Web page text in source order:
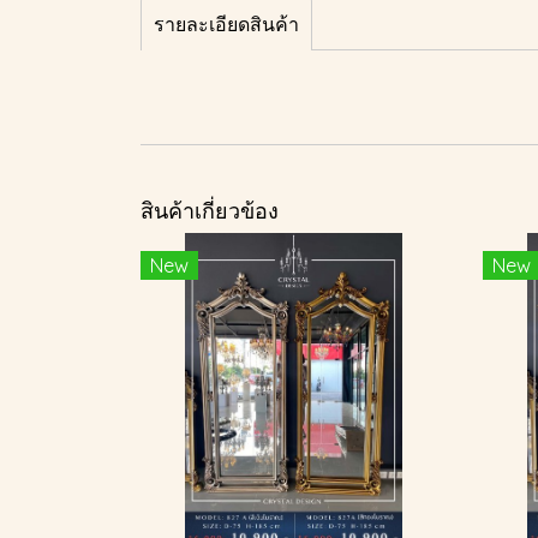
รายละเอียดสินค้า
สินค้าเกี่ยวข้อง
New New